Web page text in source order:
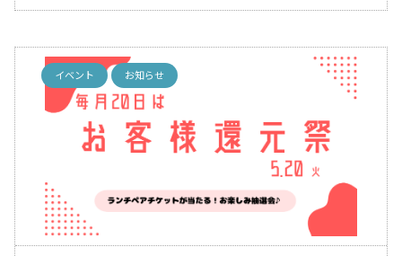
イベント お知らせ